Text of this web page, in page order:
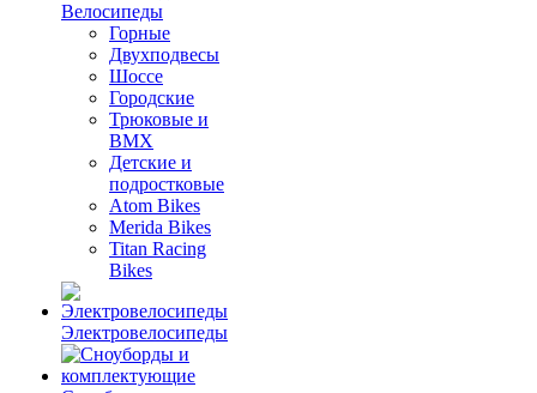
Велосипеды
Горные
Двухподвесы
Шоссе
Городские
Трюковые и
BMX
Детские и
подростковые
Atom Bikes
Merida Bikes
Titan Racing
Bikes
Электровелосипеды